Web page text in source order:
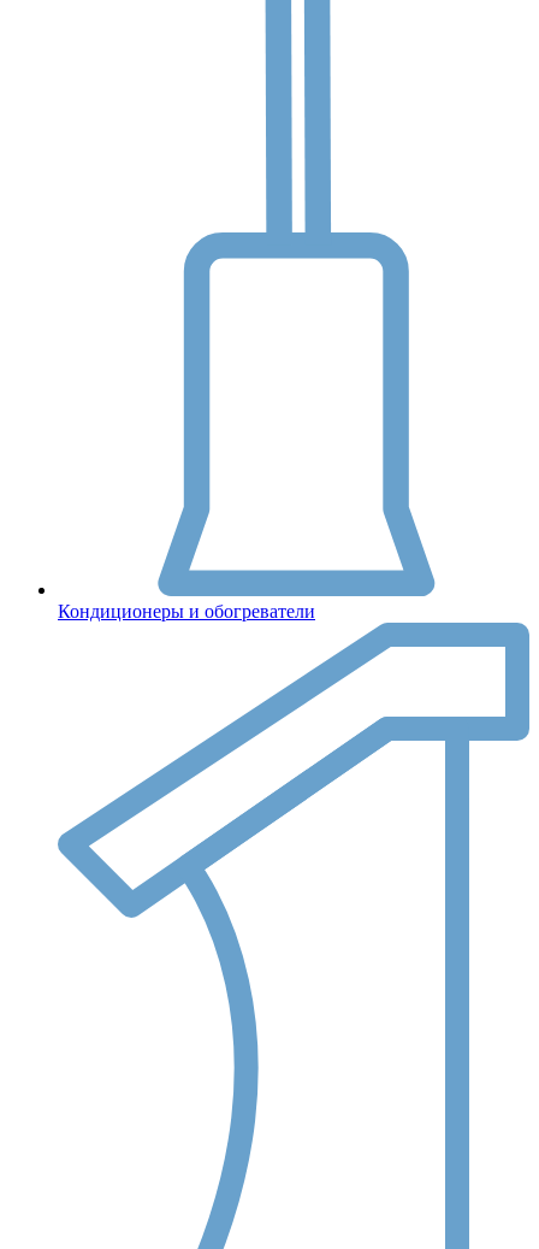
Кондиционеры и обогреватели